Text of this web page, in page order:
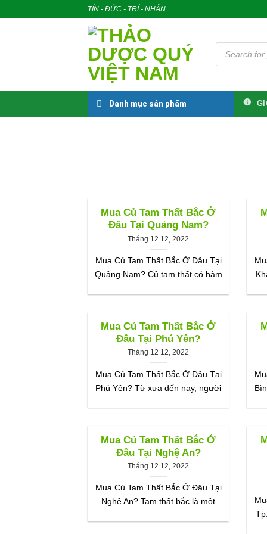
TÍN - ĐỨC - TRÍ - NHÂN
Tìm
kiếm
phẩm
Danh mục sản phẩm
Mua Củ Tam Thất Bắc Ở
Đâu Tại Quảng Nam?
Tháng 12 12, 2022
Mua Củ Tam Thất Bắc Ở Đâu Tại
Quảng Nam? Củ tam thất có hàm
Mua Củ Tam Thất Bắc Ở
Đâu Tại Phú Yên?
Tháng 12 12, 2022
Mua Củ Tam Thất Bắc Ở Đâu Tại
Phú Yên? Từ xưa đến nay, người
Mua Củ Tam Thất Bắc Ở
Đâu Tại Nghệ An?
Tháng 12 12, 2022
Mua Củ Tam Thất Bắc Ở Đâu Tại
Nghệ An? Tam thất bắc là một